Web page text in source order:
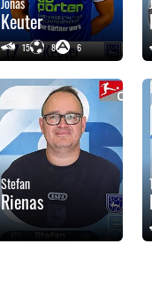
Keuter
15 8 6
Stefan
Rienas